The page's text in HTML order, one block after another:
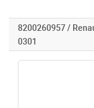
8200260957 /
0301